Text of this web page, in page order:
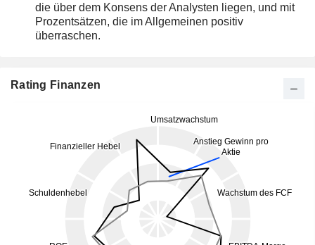
die über dem Konsens der Analysten liegen, und mit
Prozentsätzen, die im Allgemeinen positiv
überraschen.
Rating Finanzen